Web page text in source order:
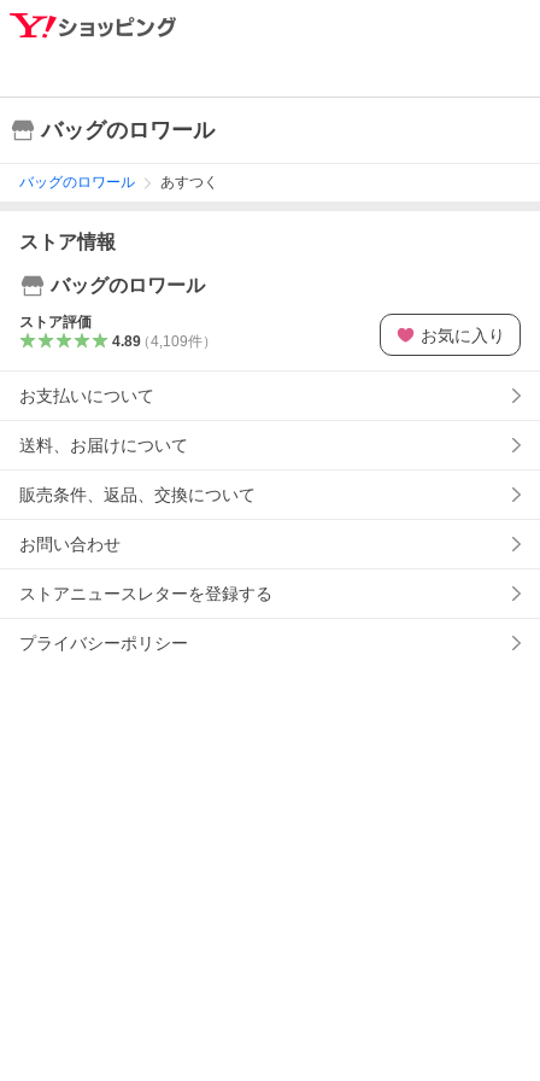
バッグのロワール
バッグのロワール あすつく
ストア情報
バッグのロワール
ストア評価
4.89（4,109件） お気に入り
お支払いについて
送料、お届けについて
販売条件、返品、交換について
お問い合わせ
ストアニュースレターを登録する
プライバシーポリシー